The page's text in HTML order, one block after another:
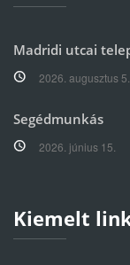
Madridi utcai
2026. augusztus 5.
Segédmunkás
2026. június 15.
Kiemelt